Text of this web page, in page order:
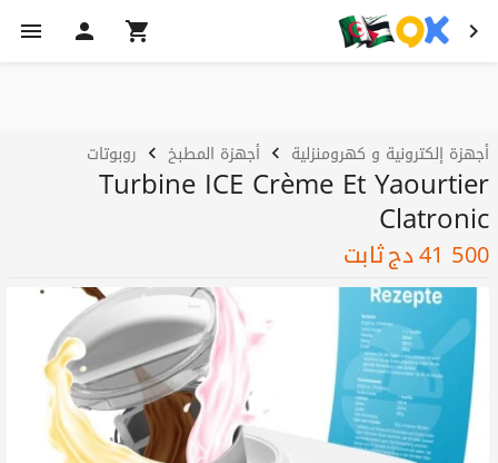
أجهزة إلكترونية و كهرومنزلية أجهزة المطبخ روبوتات
Turbine ICE Crème Et Yaourtier
Clatronic
41 500دجثابت